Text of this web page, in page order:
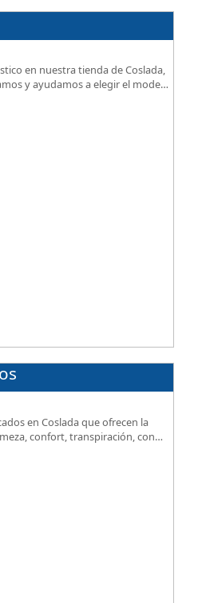
en nuestra tienda de Coslada,
y ayudamos a elegir el modelo
en Coslada que ofrecen la
confort, transpiración, con